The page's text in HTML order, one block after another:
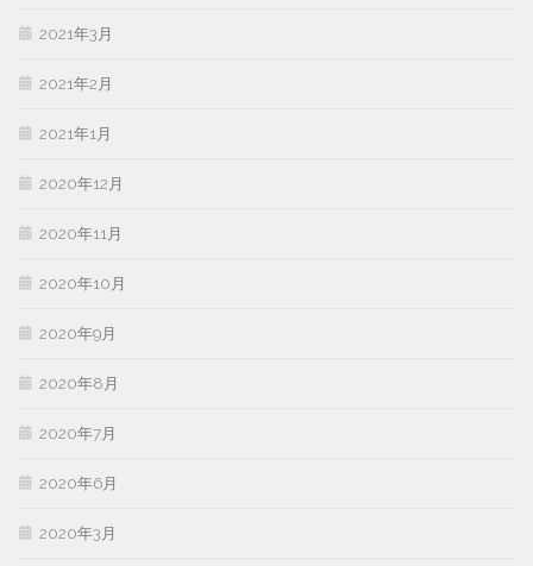
2021年3月
2021年2月
2021年1月
2020年12月
2020年11月
2020年10月
2020年9月
2020年8月
2020年7月
2020年6月
2020年3月